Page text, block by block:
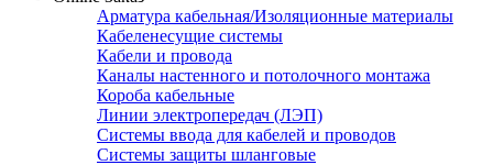
Арматура кабельная/Изоляционные материалы
Кабеленесущие системы
Кабели и провода
Каналы настенного и потолочного монтажа
Короба кабельные
Линии электропередач (ЛЭП)
Системы ввода для кабелей и проводов
Системы защиты шланговые